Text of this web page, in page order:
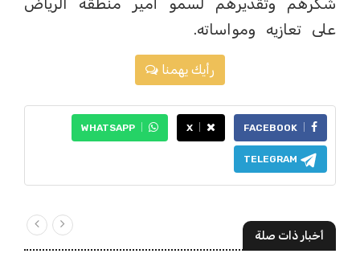
على تعازيه ومواساته.
رأيك يهمنا
FACEBOOK
X
WHATSAPP
TELEGRAM
أخبار ذات صلة